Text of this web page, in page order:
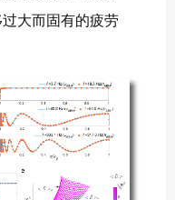
大而固有的疲劳